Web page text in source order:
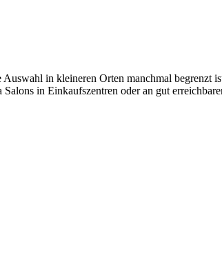
in kleineren Orten manchmal
in Einkaufszentren oder an gut